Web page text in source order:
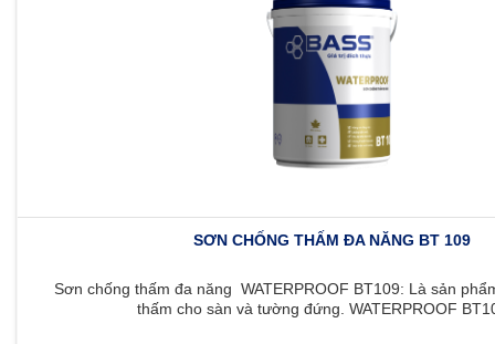
SƠN CHỐNG THẤM ĐA NĂNG BT 109
Sơn chống thấm đa năng WATERPROOF BT109: Là sản
thấm cho sàn và tường đứng. WATERPROOF